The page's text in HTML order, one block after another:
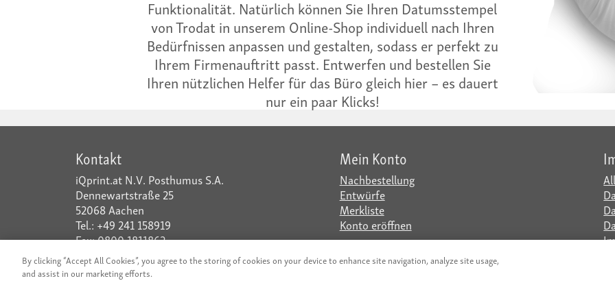
Funktionalität. Natürlich können Sie Ihren Datumsstempel
von Trodat in unserem Online-Shop individuell nach Ihren
Bedürfnissen anpassen und gestalten, sodass er perfekt zu
Ihrem Firmenauftritt passt. Entwerfen und bestellen Sie
Ihren nützlichen Helfer für das Büro gleich hier – es dauert
nur ein paar Klicks!
Kontakt
iQprint.at N.V. Posthumus S.A.
Dennewartstraße 25
52068 Aachen
Tel.: +49 241 158919
Fax: 0800 1811862
Mein Konto
Nachbestellung
Entwürfe
Merkliste
Konto eröffnen
www.arial.ch|www.iQprint.de | www.iQprint.at www.iQprint.fr www.iQprint.it
By clicking “Accept All Cookies”, you agree to the storing of cookies on your device to enhance site navigation, analyze site usage,
and assist in our marketing efforts.